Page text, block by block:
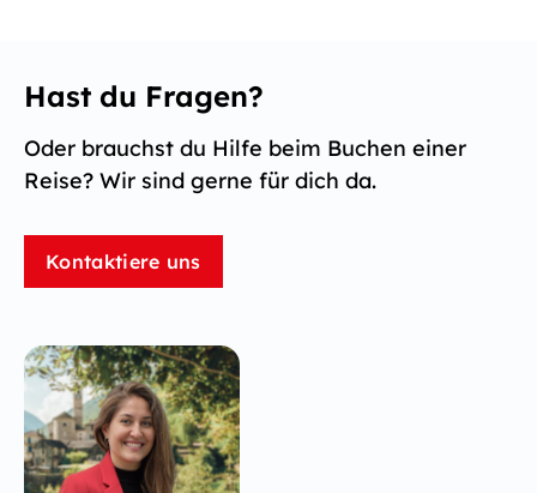
Hast du Fragen?
Oder brauchst du Hilfe beim Buchen einer
Reise? Wir sind gerne für dich da.
Kontaktiere uns